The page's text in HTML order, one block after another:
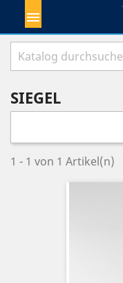

SIEGEL
1 - 1 von 1 Artikel(n)